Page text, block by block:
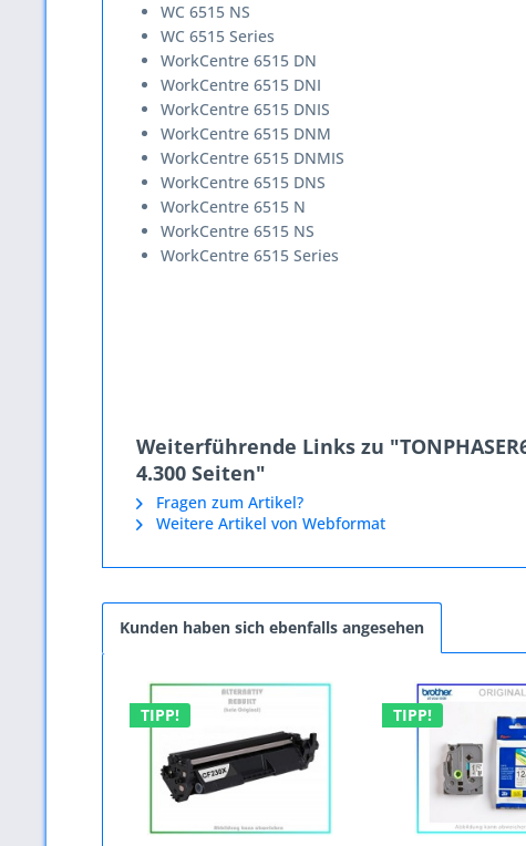
WC 6515 NS
WC 6515 Series
WorkCentre 6515 DN
WorkCentre 6515 DNI
WorkCentre 6515 DNIS
WorkCentre 6515 DNM
WorkCentre 6515 DNMIS
WorkCentre 6515 DNS
WorkCentre 6515 N
WorkCentre 6515 NS
WorkCentre 6515 Series
Weiterführende Links zu
4.300 Seiten"
Fragen zum Artikel?
Weitere Artikel von Webformat
Kunden haben sich ebenfalls angesehen
TIPP! TIPP!